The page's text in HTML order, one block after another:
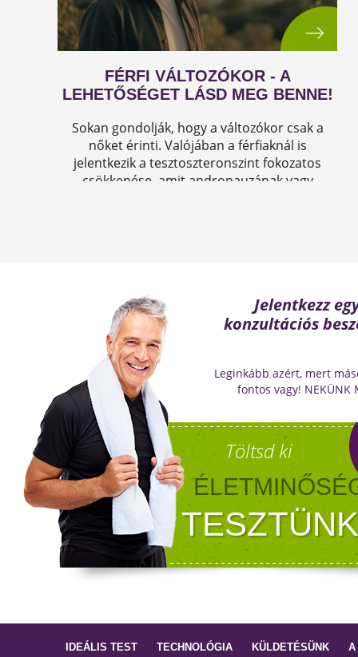
FÉRFI VÁLTOZÓKOR - A
LEHETŐSÉGET LÁSD MEG BENNE!
Sokan gondolják, hogy a változókor csak a
nőket érinti. Valójában a férfiaknál is
jelentkezik a tesztoszteronszint fokozatos
csökkenése, amit andropauzának vagy
Jelentkezz
konzultációs
Leginkább azért, mert
fontos vagy! NEKÜNK
Töltsd ki
IDEÁLIS TEST TECHNOLÓGIA KÜLDETÉSÜNK A